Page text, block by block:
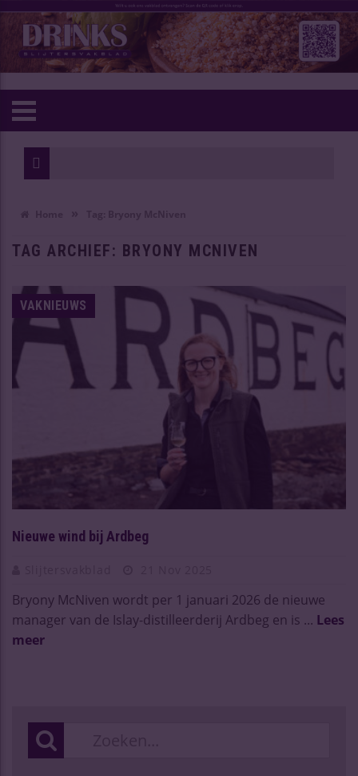
TAG ARCHIEF: BRYONY MCNIVEN
VAKNIEUWS
Nieuwe wind bij Ardbeg
Bryony McNiven wordt per 1 januari 2026 de nieuwe
manager van de Islay-distilleerderij Ardbeg en is ... Lees
meer